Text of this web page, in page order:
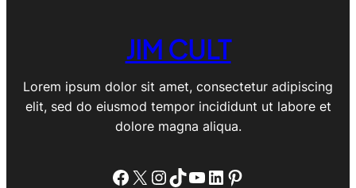
JIM CULT
Lorem ipsum dolor sit amet, consectetur adipiscing
elit, sed do eiusmod tempor incididunt ut labore et
dolore magna aliqua.
Facebook
X Instagram
TikTok
YouTube
LinkedIn
Pinterest